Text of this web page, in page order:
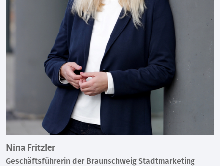
Nina Fritzler
Geschäftsführerin der Braunschweig Stadtmarketing